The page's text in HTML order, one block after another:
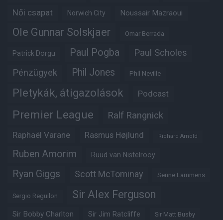
Női csapat Norwich City Noussair Mazraoui
Ole Gunnar Solskjaer Omar Berrada
Patrick Dorgu Paul Pogba Paul Scholes
Pénzügyek Phil Jones Phil Neville
Pletykák, átigazolások Podcast
Premier League Ralf Rangnick
Raphaël Varane Rasmus Højlund Richard Arnold
Ruben Amorim Ruud van Nistelrooy
Ryan Giggs Scott McTominay Senne Lammens
Sergio Reguilon Sir Alex Ferguson
Sir Bobby Charlton Sir Jim Ratcliffe Sir Matt Busby